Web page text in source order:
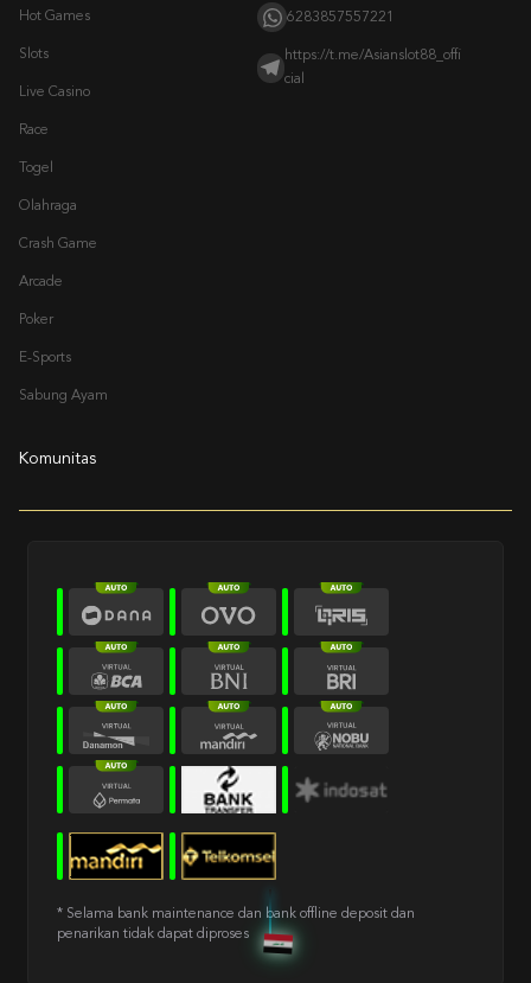
Hot Games
Slots
Live Casino
Race
Togel
Olahraga
Crash Game
Arcade
Poker
E-Sports
Sabung Ayam
6283857557221
https://t.me/Asianslot88_offi
cial
Komunitas
* Selama bank maintenance dan bank offline deposit dan
penarikan tidak dapat diproses